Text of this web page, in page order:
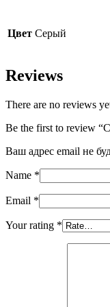
Цвет Серый
Reviews
There are no reviews
Be the first to review
Ваш адрес email не
Name *
Email *
Your rating *